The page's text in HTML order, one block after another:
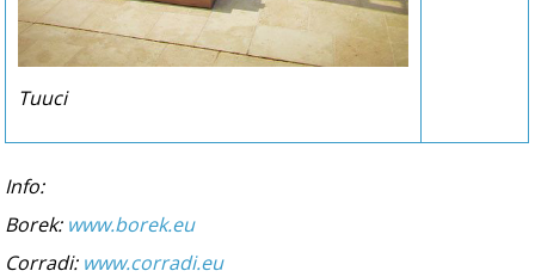
Tuuci
Info:
Borek: www.borek.eu
Corradi: www.corradi.eu